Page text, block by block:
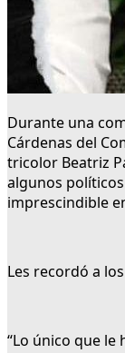
Durante una
Cárdenas del
tricolor Beatriz
algunos
imprescindible
Les recordó a
“Lo único que le